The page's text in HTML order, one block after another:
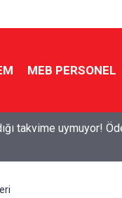
MEB PERSONEL
takvime uymuyor!